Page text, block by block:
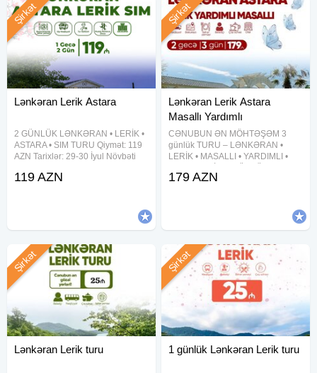
Lənkəran Lerik Astara
2 GÜNLÜK LƏNKƏRAN • LERİK •
ASTARA • SIM TURU Qiymət: 119
AZN Tarixlər: 29-30 İyul Növbəti
20, 22-23, 26-27, 29-30 Avqust
Şirkət
119 AZN
Lənkəran Lerik Astara
Masallı Yardımlı
CƏNUBUN ƏN MÖHTƏŞƏM 3
günlük TURU – LƏNKƏRAN •
LERİK • MASALLI • YARDIMLI •
XƏMSƏSİ TURU Qiymət: 179 AZN
Şirkət
179 AZN
Lənkəran Lerik turu
Şirkət
1 günlük Lənkəran Lerik turu
Şirkət